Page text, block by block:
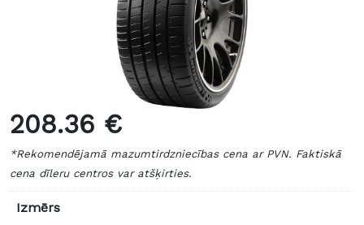
208.36 €
*Rekomendējamā mazumtirdzniecības cena ar PVN. Faktiskā
cena dīleru centros var atšķirties.
Izmērs